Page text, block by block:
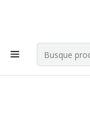
Por compras en
Juegos de